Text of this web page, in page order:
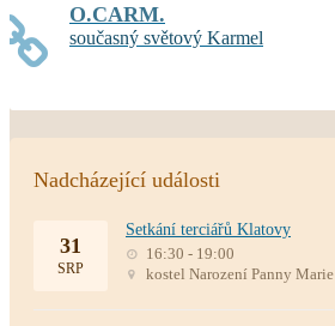
O.CARM.
současný světový Karmel
Nadcházející události
31
SRP
Setkání terciářů Klatovy
16:30 - 19:00
kostel Narození Panny Marie